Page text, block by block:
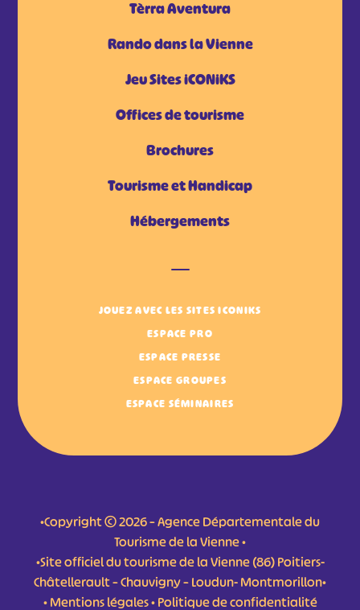
Tèrra Aventura
Rando dans la Vienne
Jeu Sites iCONiKS
Offices de tourisme
Brochures
Tourisme et Handicap
Hébergements
JOUEZ AVEC LES SITES ICONIKS
ESPACE PRO
ESPACE PRESSE
ESPACE GROUPES
ESPACE SÉMINAIRES
•Copyright © 2026 – Agence Départementale du
Tourisme de la Vienne •
•Site officiel du tourisme de la Vienne (86) Poitiers-
Châtellerault – Chauvigny – Loudun- Montmorillon•
•Mentions légales•Politique de confidentialité